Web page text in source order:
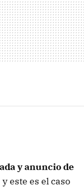
y anuncio de
y este es el caso